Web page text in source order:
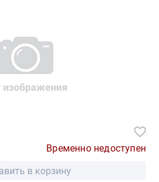
Временно недоступен
в корзину